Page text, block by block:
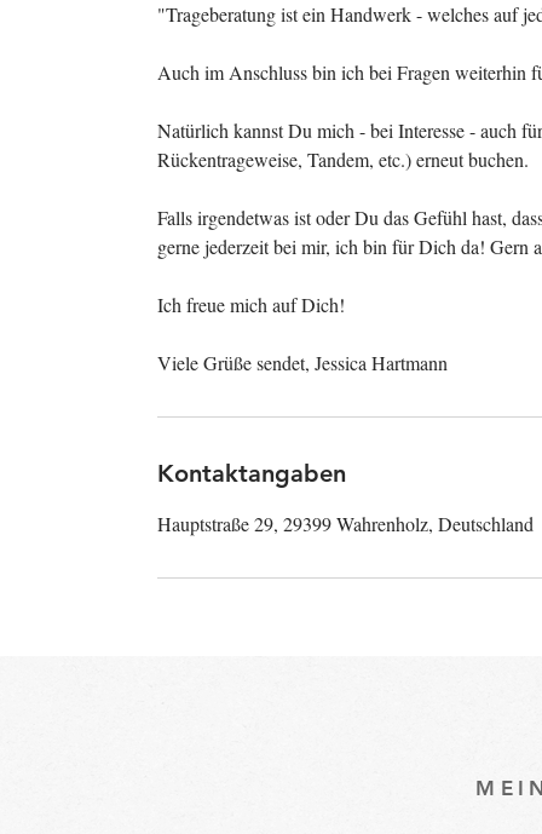
"Trageberatung ist ein Handwerk - welches auf
Auch im Anschluss bin ich bei Fragen weiterhin
Natürlich kannst Du mich - bei Interesse - auch
Rückentrageweise, Tandem, etc.) erneut buchen.
Falls irgendetwas ist oder Du das Gefühl hast,
gerne jederzeit bei mir, ich bin für Dich da! Gern
Ich freue mich auf Dich!
Viele Grüße sendet, Jessica Hartmann
Kontaktangaben
Hauptstraße 29, 29399 Wahrenholz, Deutschland